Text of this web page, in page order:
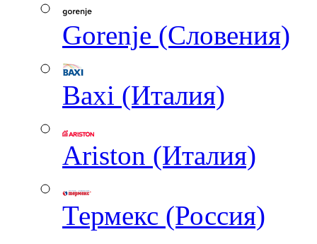
Gorenje (Словения)
Baxi (Италия)
Ariston (Италия)
Термекс (Россия)